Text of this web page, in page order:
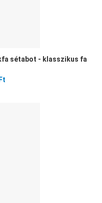
sétabot - klasszikus fa